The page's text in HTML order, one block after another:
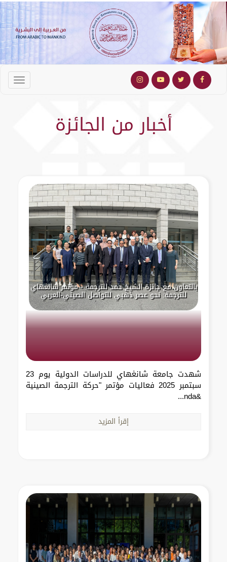
أخبار من الجائزة
بالتعاون مع جائزة الشيخ حمد للترجمة - مؤتمر شانغهاي
للترجمة: نحو عصر ذهبي للتواصل الصيني-العربي
شهدت جامعة شانغهاي للدراسات الدولية يوم 23
سبتمبر 2025 فعاليات مؤتمر "حركة الترجمة الصينية
&nda...
إقرأ المزيد